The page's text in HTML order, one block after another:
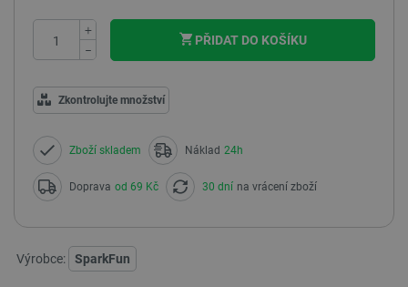
+
−
PŘIDAT DO KOŠÍKU
Zkontrolujte množství
Zboží skladem Náklad 24h
Doprava od 69 Kč 30 dní na vrácení zboží
Výrobce: SparkFun